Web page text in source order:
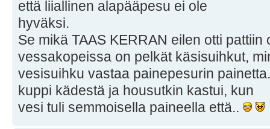
että liiallinen alapääpesu ei ole
hyväksi.
Se mikä TAAS KERRAN eilen otti
vessakopeissa on pelkät käsisuihkut,
vesisuihku vastaa painepesurin
kuppi kädestä ja housutkin kastui, kun
vesi tuli semmoisella paineella että..